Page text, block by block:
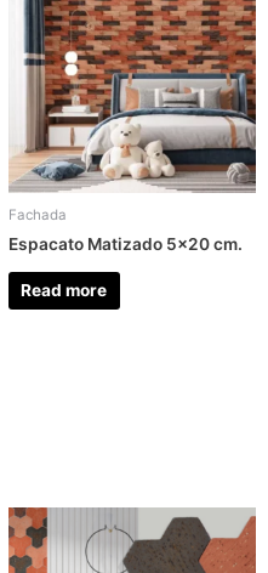
Fachada
Espacato Matizado 5×20 cm.
Read more